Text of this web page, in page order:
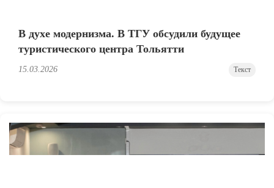
В духе модернизма. В ТГУ обсудили будущее
туристического центра Тольятти
15.03.2026 Текст